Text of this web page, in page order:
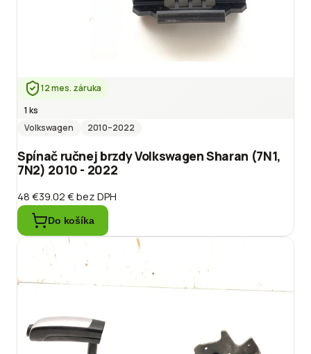
12 mes. záruka
1 ks
Volkswagen
2010–2022
Spínač ručnej brzdy Volkswagen Sharan (7N1,
7N2) 2010 - 2022
48 €39.02 €bez DPH
Do košíka